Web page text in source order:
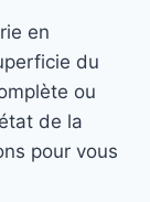
en
du
ou
de la
pour vous